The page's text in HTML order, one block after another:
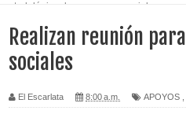
metodológica de programas sociales
Realizan reunión
sociales
El Escarlata 8:00 a.m. APOYOS